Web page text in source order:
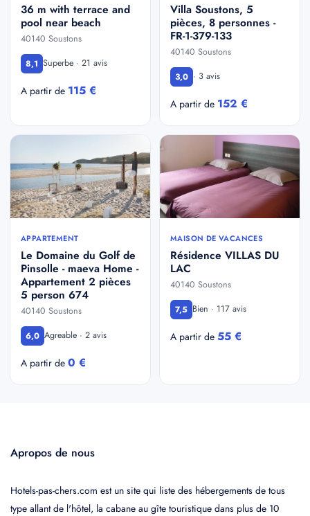
36 m with terrace and
pool near beach
40140 Soustons
8,1 Superbe · 21 avis
A partir de 115 €
Villa Soustons, 5
pièces, 8 personnes -
FR-1-379-133
40140 Soustons
3,0 · 3 avis
A partir de 152 €
APPARTEMENT
Le Domaine du Golf de
Pinsolle - maeva Home -
Appartement 2 pièces
5 person 674
40140 Soustons
6,0 Agreable · 2 avis
A partir de 0 €
MAISON DE VACANCES
Résidence VILLAS DU
LAC
40140 Soustons
7,5 Bien · 117 avis
A partir de 55 €
Apropos de nous
Hotels-pas-chers.com est un site qui liste des hébergements de tous
type allant de l'hôtel, la cabane au gîte touristique dans plus de 10